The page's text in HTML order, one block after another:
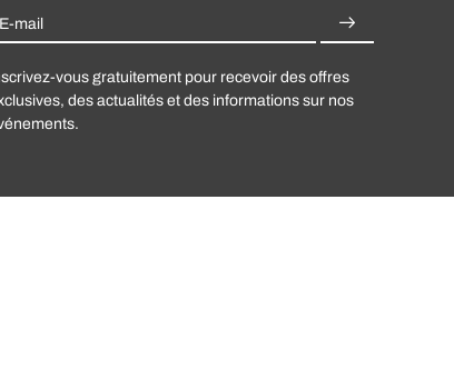
E-mail
vous gratuitement pour recevoir des offres
des actualités et des informations sur nos